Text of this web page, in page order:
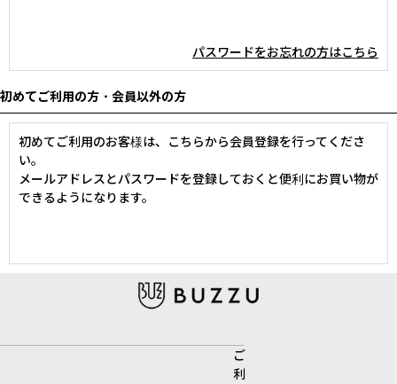
パスワードをお忘れの方はこちら
初めてご利用の方・会員以外の方
初めてご利用のお客様は、こちらから会員登録を行ってくださ
い。
メールアドレスとパスワードを登録しておくと便利にお買い物が
できるようになります。
ご
利